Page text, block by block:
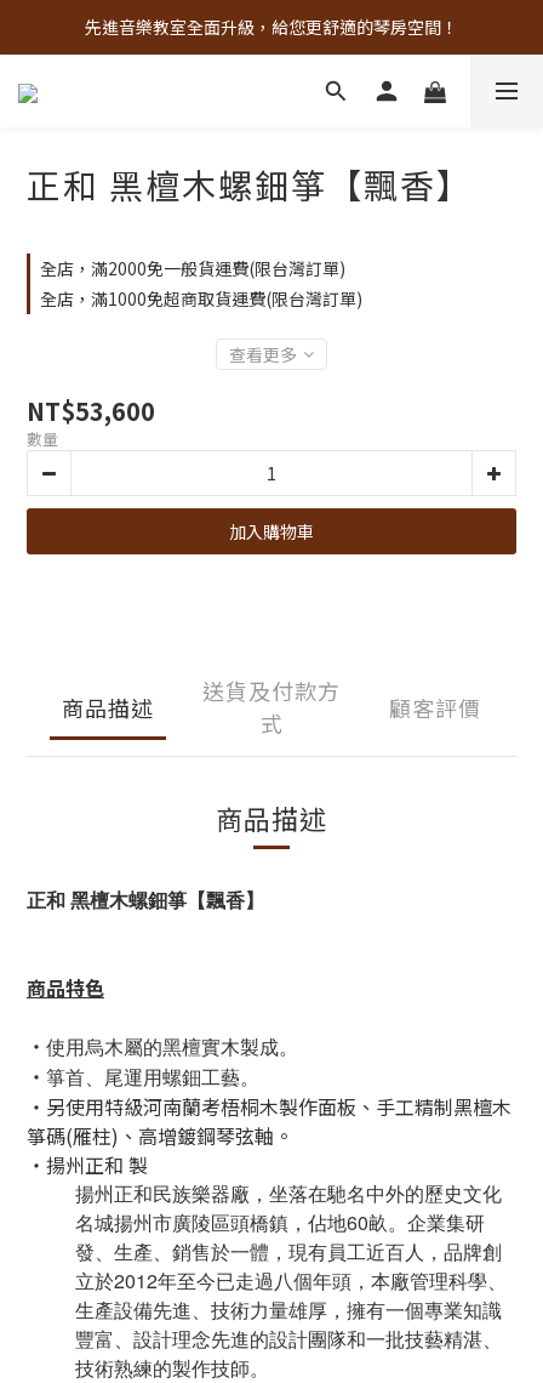
古亭門市 + 先進音樂教室週末假日皆有營業
先進音樂教室全面升級，給您更舒適的琴房空間！
樂器試彈、課程體驗、場地租借，請點此加入 LINE
正和 黑檀木螺鈿箏【飄香】
全店，滿2000免一般貨運費(限台灣訂單)
全店，滿1000免超商取貨運費(限台灣訂單)
查看更多
NT$53,600
數量
加入購物車
商品描述
送貨及付款方
式
顧客評價
商品描述
正和 黑檀木螺鈿箏【飄香】
商品特色
・ 使用烏木屬的黑檀實木製成。
・ 箏首、尾運用螺鈿工藝。
・另使用特級河南蘭考梧桐木製作面板、手工精制黑檀木
箏碼(雁柱)、高增鍍鋼琴弦軸。
・揚州正和 製
揚州正和民族樂器廠，坐落在馳名中外的歷史文化
名城揚州市廣陵區頭橋鎮，佔地60畝。企業集研
發、生產、銷售於一體，現有員工近百人，品牌創
立於2012年至今已走過八個年頭，本廠管理科學、
生產設備先進、技術力量雄厚，擁有一個專業知識
豐富、設計理念先進的設計團隊和一批技藝精湛、
技術熟練的製作技師。